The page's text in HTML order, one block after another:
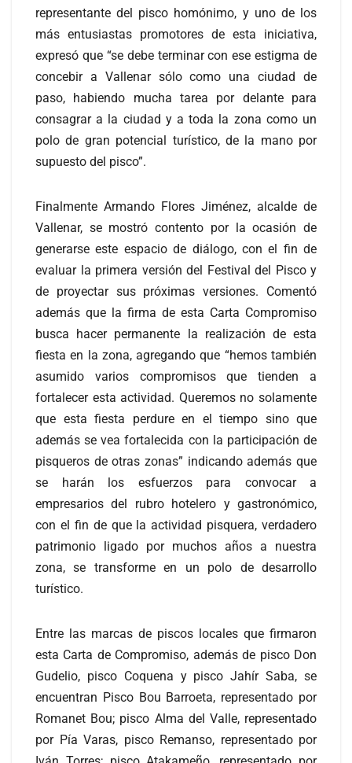
representante del pisco homónimo, y uno de los
más entusiastas promotores de esta iniciativa,
expresó que “se debe terminar con ese estigma de
concebir a Vallenar sólo como una ciudad de
paso, habiendo mucha tarea por delante para
consagrar a la ciudad y a toda la zona como un
polo de gran potencial turístico, de la mano por
supuesto del pisco”.
Finalmente Armando Flores Jiménez, alcalde de
Vallenar, se mostró contento por la ocasión de
generarse este espacio de diálogo, con el fin de
evaluar la primera versión del Festival del Pisco y
de proyectar sus próximas versiones. Comentó
además que la firma de esta Carta Compromiso
busca hacer permanente la realización de esta
fiesta en la zona, agregando que “hemos también
asumido varios compromisos que tienden a
fortalecer esta actividad. Queremos no solamente
que esta fiesta perdure en el tiempo sino que
además se vea fortalecida con la participación de
pisqueros de otras zonas” indicando además que
se harán los esfuerzos para convocar a
empresarios del rubro hotelero y gastronómico,
con el fin de que la actividad pisquera, verdadero
patrimonio ligado por muchos años a nuestra
zona, se transforme en un polo de desarrollo
turístico.
Entre las marcas de piscos locales que firmaron
esta Carta de Compromiso, además de pisco Don
Gudelio, pisco Coquena y pisco Jahír Saba, se
encuentran Pisco Bou Barroeta, representado por
Romanet Bou; pisco Alma del Valle, representado
por Pía Varas, pisco Remanso, representado por